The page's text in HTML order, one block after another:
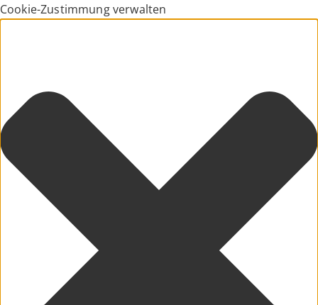
Cookie-Zustimmung verwalten